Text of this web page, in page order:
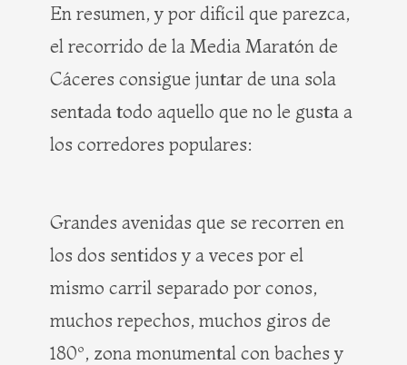
En resumen, y por difícil que parezca,
el recorrido de la Media Maratón de
Cáceres consigue juntar de una sola
sentada todo aquello que no le gusta a
los corredores populares:
Grandes avenidas que se recorren en
los dos sentidos y a veces por el
mismo carril separado por conos,
muchos repechos, muchos giros de
180º, zona monumental con baches y